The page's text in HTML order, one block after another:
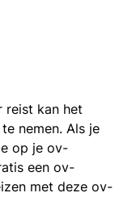
reist kan het
nemen. Als je
op je ov-
een ov-
met deze ov-